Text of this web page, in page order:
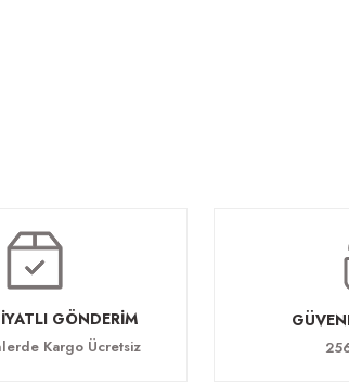
GÖNDERİM
Kargo Ücretsiz